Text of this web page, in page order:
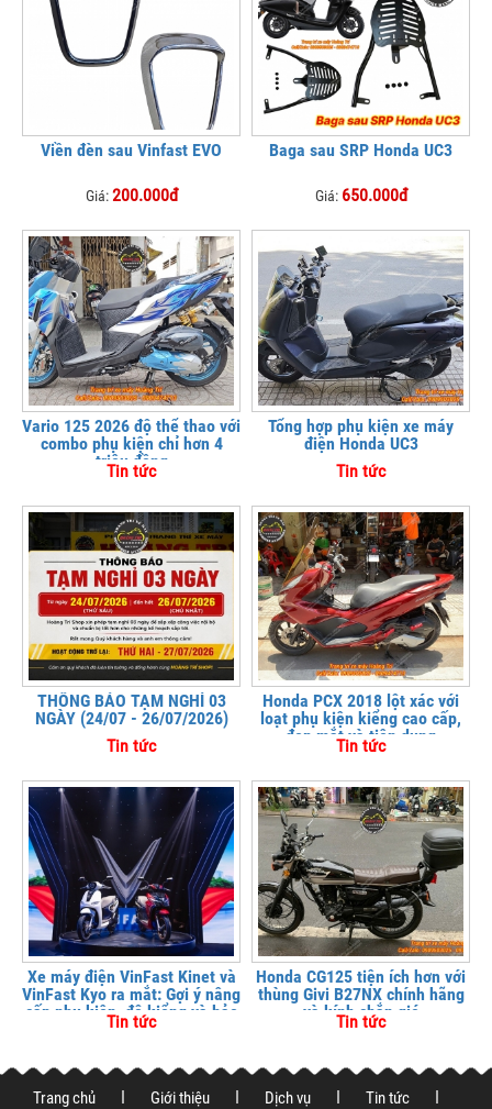
Viền đèn sau Vinfast EVO
Giá:200.000đ
Baga sau SRP Honda UC3
Giá: 650.000đ
Vario 125 2026 độ thể thao với
combo phụ kiện chỉ hơn 4
triệu đồng
Tin tức
Tổng hợp phụ kiện xe máy
điện Honda UC3
Tin tức
THÔNG BÁO TẠM NGHỈ 03
NGÀY (24/07 - 26/07/2026)
Tin tức
Honda PCX 2018 lột xác với
loạt phụ kiện kiểng cao cấp,
đẹp mắt và tiện dụng
Tin tức
Xe máy điện VinFast Kinet và
VinFast Kyo ra mắt: Gợi ý nâng
cấp phụ kiện, độ kiểng và bảo
vệ xe tại
Tin tức
Honda CG125 tiện ích hơn với
thùng Givi B27NX chính hãng
và kính chắn gió
Tin tức
Trang chủ Giới thiệu Dịch vụ Tin tức